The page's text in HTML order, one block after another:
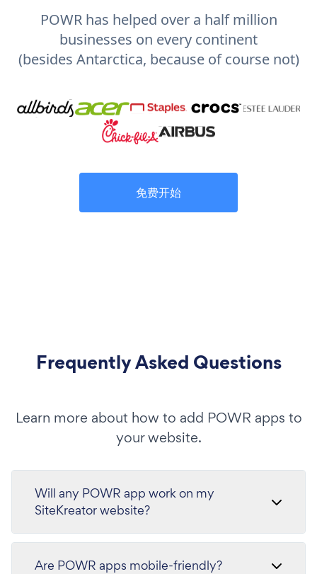
POWR has helped over a half million
businesses on every continent
(besides Antarctica, because of course not)
免费开始
Frequently Asked Questions
Learn more about how to add POWR apps to
your website.
Will any POWR app work on my
SiteKreator website?
Are POWR apps mobile-friendly?